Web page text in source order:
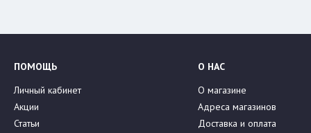
ПОМОЩЬ
Личный кабинет
Акции
Статьи
О НАС
О магазине
Адреса магазинов
Доставка и оплата